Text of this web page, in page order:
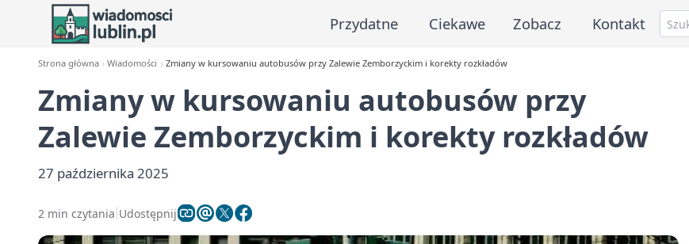
Przydatne Ciekawe Zobacz Kontakt
Strona główna Wiadomości Zmiany w kursowaniu autobusów przy Zalewie Zemborzyckim i korekty rozkładów
Zmiany w kursowaniu autobusów przy
Zalewie Zemborzyckim i korekty rozkładów
27 października 2025
2 min czytania Udostępnij